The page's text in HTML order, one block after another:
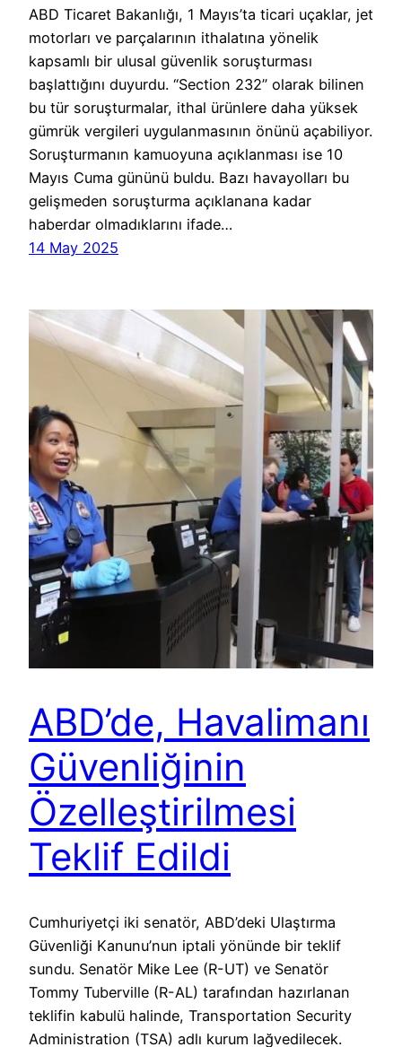
ABD Ticaret Bakanlığı, 1 Mayıs’ta ticari uçaklar, jet
motorları ve parçalarının ithalatına yönelik
kapsamlı bir ulusal güvenlik soruşturması
başlattığını duyurdu. “Section 232” olarak bilinen
bu tür soruşturmalar, ithal ürünlere daha yüksek
gümrük vergileri uygulanmasının önünü açabiliyor.
Soruşturmanın kamuoyuna açıklanması ise 10
Mayıs Cuma gününü buldu. Bazı havayolları bu
gelişmeden soruşturma açıklanana kadar
haberdar olmadıklarını ifade…
14 May 2025
ABD’de, Havalimanı
Güvenliğinin
Özelleştirilmesi
Teklif Edildi
Cumhuriyetçi iki senatör, ABD’deki Ulaştırma
Güvenliği Kanunu’nun iptali yönünde bir teklif
sundu. Senatör Mike Lee (R-UT) ve Senatör
Tommy Tuberville (R-AL) tarafından hazırlanan
teklifin kabulü halinde, Transportation Security
Administration (TSA) adlı kurum lağvedilecek.